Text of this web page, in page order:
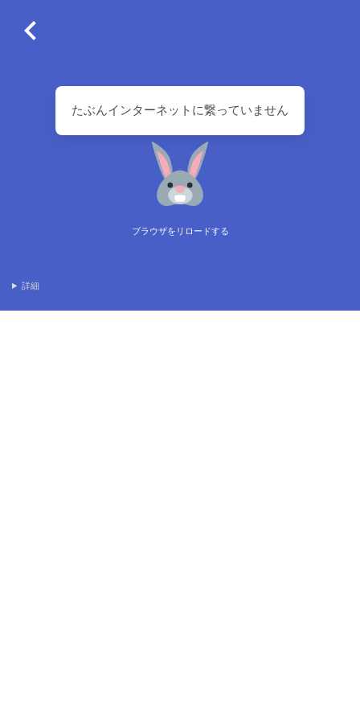
たぶんインターネットに繋っていません
ブラウザをリロードする
詳細